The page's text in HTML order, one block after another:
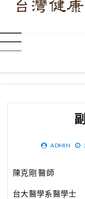
ADMIN
陳克剛 醫師
台大醫學系醫學士